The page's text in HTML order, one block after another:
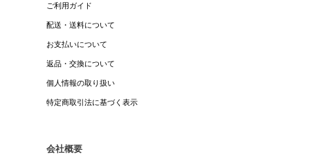
ご利用ガイド
配送・送料について
お支払いについて
返品・交換について
個人情報の取り扱い
特定商取引法に基づく表示
会社概要